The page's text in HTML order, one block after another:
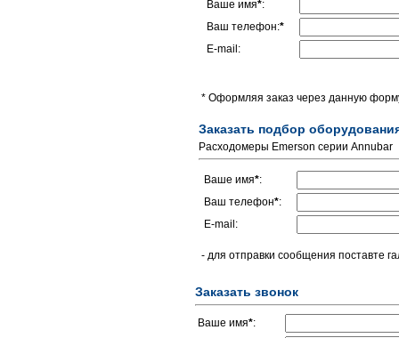
Ваше имя*:
Ваш телефон:*
E-mail:
* Оформляя заказ через данную
Заказать подбор
Расходомеры Emerson серии Annubar
Ваше имя*:
Ваш телефон*:
E-mail:
- для отправки сообщения поставте
Заказать звонок
Ваше имя*: